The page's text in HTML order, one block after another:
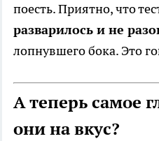
поесть. Приятно, что
разварилось и не
лопнувшего бока. Это
А теперь самое
они на вкус?